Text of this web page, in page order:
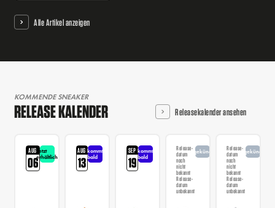
Alle Artikel anzeigen
KOMMENDE SNEAKER
RELEASE KALENDER Releasekalender ansehen
AUG
06
Jetzt
erhältlich
AUG
13
kommt
bald
SEP
19
kommt
bald
Release-
datum
noch
nicht
bekannt
Release-
datum
unbekannt
angekündigt
Release-
datum
noch
nicht
bekannt
Release-
datum
unbekannt
angekündigt